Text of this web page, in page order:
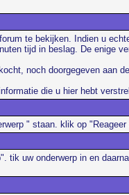
te bekijken. Indien u
tijd in beslag. De enige
noch doorgegeven aan
die u hier hebt
" staan. klik op
tik uw onderwerp in en